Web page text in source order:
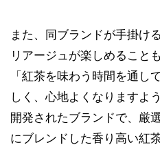
また、同ブランドが手掛け
リアージュが楽しめること
「紅茶を味わう時間を通し
しく、心地よくなりますよ
開発されたブランドで、厳
にブレンドした香り高い紅茶